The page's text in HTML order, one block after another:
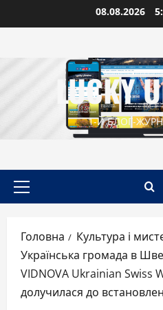
до
08.08.2026
LUCKY
1-Й БЛОГ-
Головне
Головна
Культура і
Українська громада в
VIDNOVA Ukrainian Swiss
долучилася до